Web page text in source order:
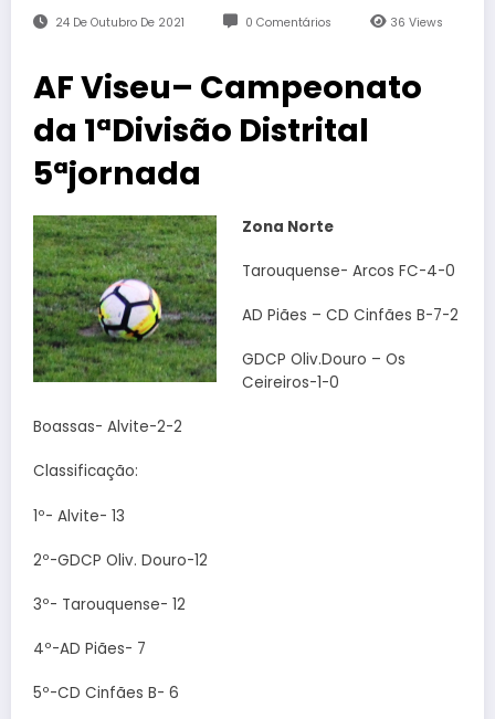
24 De Outubro De 2021 0 Comentários 36Views
AF Viseu– Campeonato
da 1ªDivisão Distrital
5ªjornada
Zona Norte
Tarouquense- Arcos FC-4-0
AD Piães – CD Cinfães B-7-2
GDCP Oliv.Douro – Os
Ceireiros-1-0
Boassas- Alvite-2-2
Classificação:
1º- Alvite- 13
2º-GDCP Oliv. Douro-12
3º- Tarouquense- 12
4º-AD Piães- 7
5º-CD Cinfães B- 6